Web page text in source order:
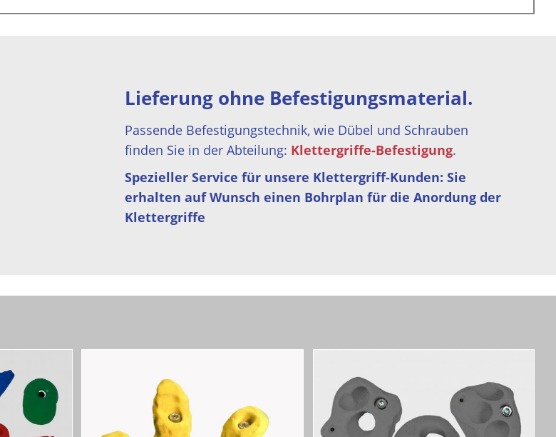
Lieferung ohne Befestigungsmaterial.
Passende Befestigungstechnik, wie Dübel und Schrauben
finden Sie in der Abteilung: Klettergriffe-Befestigung.
Spezieller Service für unsere Klettergriff-Kunden: Sie
erhalten auf Wunsch einen Bohrplan für die Anordung der
Klettergriffe